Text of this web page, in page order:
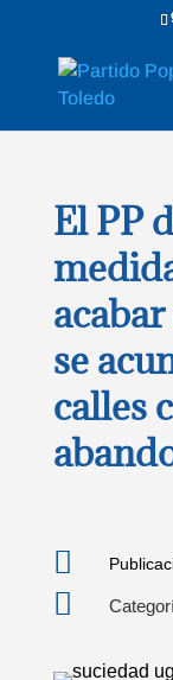
El PP
se
calles

